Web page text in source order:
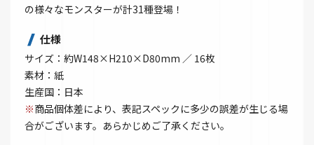
の様々なモンスターが計31種登場！
仕様
サイズ：約W148×H210×D80mm ／ 16枚
素材：紙
生産国：日本
※商品個体差により、表記スペックに多少の誤差が生じる場
合がございます。あらかじめご了承ください。